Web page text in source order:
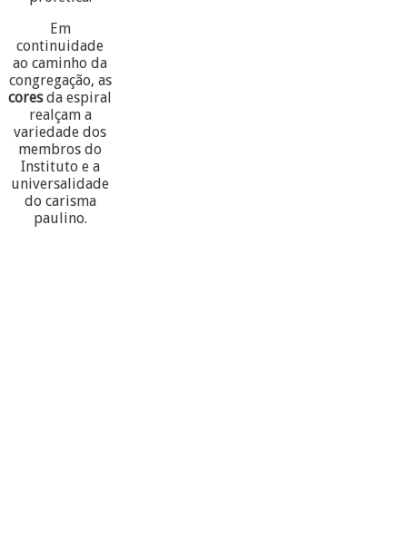
Em
continuidade
ao caminho da
congregação, as
coresda espiral
realçam a
variedade dos
membros do
Instituto e a
universalidade
do carisma
paulino.